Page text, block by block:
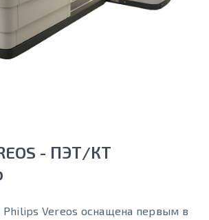
- ПЭТ/КТ
Vereos оснащена первым в